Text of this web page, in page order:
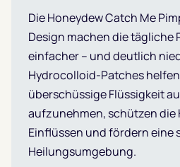
Die Honeydew Catch Me
Design machen die tägliche
einfacher – und deutlich
Hydrocolloid-Patches
überschüssige Flüssigkeit
aufzunehmen, schützen die
Einflüssen und fördern eine
Heilungsumgebung.